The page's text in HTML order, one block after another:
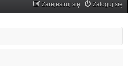
Zaloguj się
Zarejestruj się